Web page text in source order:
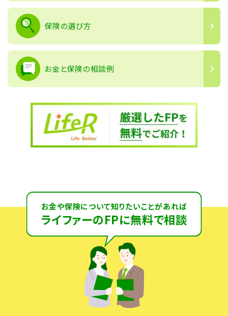
保険の選び方
お金と保険の相談例
お金や保険について知りたいことがあれば
ライファーのFPに無料で相談